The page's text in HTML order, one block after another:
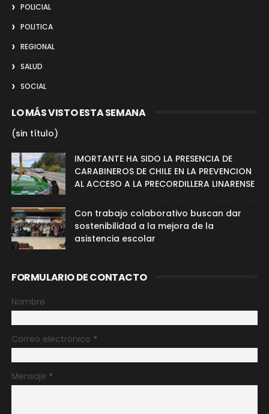
POLICIAL
POLITICA
REGIONAL
SALUD
SOCIAL
LO MÁS VISTO ESTA SEMANA
(sin título)
IMORTANTE HA SIDO LA PRESENCIA DE
CARABINEROS DE CHILE EN LA PREVENCION
AL ACCESO A LA PRECORDILLERA LINARENSE
Con trabajo colaborativo buscan dar
sostenibilidad a la mejora de la
asistencia escolar
FORMULARIO DE CONTACTO
Nombre
Correo electrónico *
Mensaje *